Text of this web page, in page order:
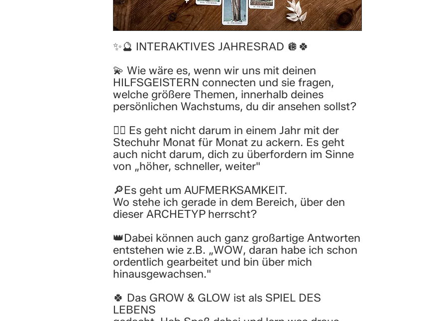
✨🔮 INTERAKTIVES JAHRESRAD 🪩🍀
💫 Wie wäre es, wenn wir uns mit deinen
HILFSGEISTERN connecten und sie fragen,
welche größere Themen, innerhalb deines
persönlichen Wachstums, du dir ansehen sollst?
🙂‍↔️ Es geht nicht darum in einem Jahr mit der
Stechuhr Monat für Monat zu ackern. Es geht
auch nicht darum, dich zu überfordern im Sinne
von „höher, schneller, weiter"
🔎Es geht um AUFMERKSAMKEIT.
Wo stehe ich gerade in dem Bereich, über den
dieser ARCHETYP herrscht?
👑Dabei können auch ganz großartige Antworten
entstehen wie z.B. „WOW, daran habe ich schon
ordentlich gearbeitet und bin über mich
hinausgewachsen."
🍀 Das GROW & GLOW ist als SPIEL DES
LEBENS